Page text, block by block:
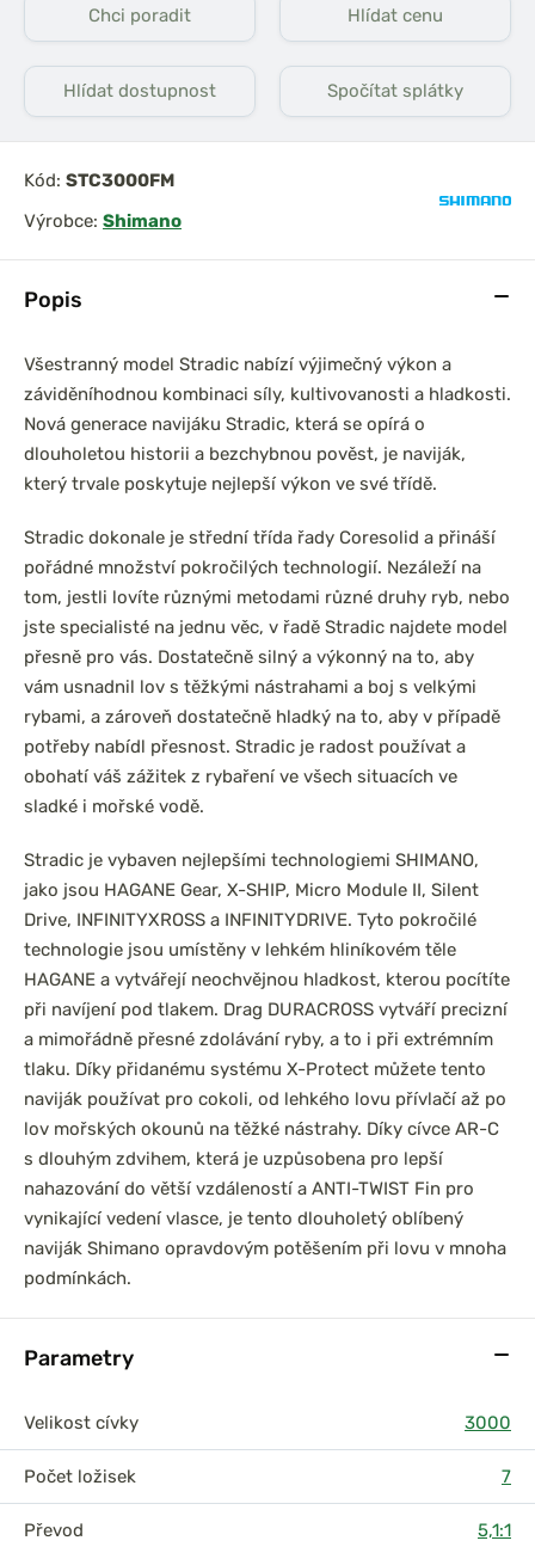
Popis
Všestranný model Stradic nabízí výjimečný výkon a
záviděníhodnou kombinaci síly, kultivovanosti a hladkosti.
Nová generace navijáku Stradic, která se opírá o
dlouholetou historii a bezchybnou pověst, je naviják,
který trvale poskytuje nejlepší výkon ve své třídě.
Stradic dokonale je střední třída řady Coresolid a přináší
pořádné množství pokročilých technologií. Nezáleží na
tom, jestli lovíte různými metodami různé druhy ryb, nebo
jste specialisté na jednu věc, v řadě Stradic najdete model
přesně pro vás. Dostatečně silný a výkonný na to, aby
vám usnadnil lov s těžkými nástrahami a boj s velkými
rybami, a zároveň dostatečně hladký na to, aby v případě
potřeby nabídl přesnost. Stradic je radost používat a
obohatí váš zážitek z rybaření ve všech situacích ve
sladké i mořské vodě.
Stradic je vybaven nejlepšími technologiemi SHIMANO,
jako jsou HAGANE Gear, X-SHIP, Micro Module II, Silent
Drive, INFINITYXROSS a INFINITYDRIVE. Tyto pokročilé
technologie jsou umístěny v lehkém hliníkovém těle
HAGANE a vytvářejí neochvějnou hladkost, kterou pocítíte
při navíjení pod tlakem. Drag DURACROSS vytváří precizní
a mimořádně přesné zdolávání ryby, a to i při extrémním
tlaku. Díky přidanému systému X-Protect můžete tento
naviják používat pro cokoli, od lehkého lovu přívlačí až po
lov mořských okounů na těžké nástrahy. Díky cívce AR-C
s dlouhým zdvihem, která je uzpůsobena pro lepší
nahazování do větší vzdáleností a ANTI-TWIST Fin pro
vynikající vedení vlasce, je tento dlouholetý oblíbený
naviják Shimano opravdovým potěšením při lovu v mnoha
podmínkách.
Parametry
Velikost cívky 3000
Počet ložisek 7
Převod 5,1:1
Chci poradit Hlídat cenu
Hlídat dostupnost Spočítat splátky
Kód: STC3000FM
Výrobce: Shimano